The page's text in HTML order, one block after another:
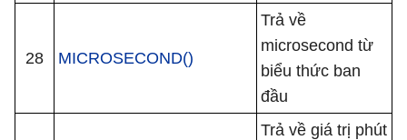
28 MICROSECOND()
Trả về
microsecond từ
biểu thức ban
đầu
Trả về giá trị phút